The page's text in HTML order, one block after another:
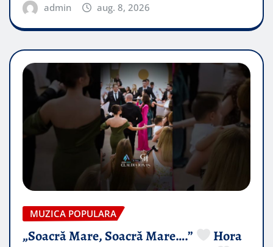
admin aug. 8, 2026
MUZICA POPULARA
„Soacră Mare, Soacră Mare….”
Hora